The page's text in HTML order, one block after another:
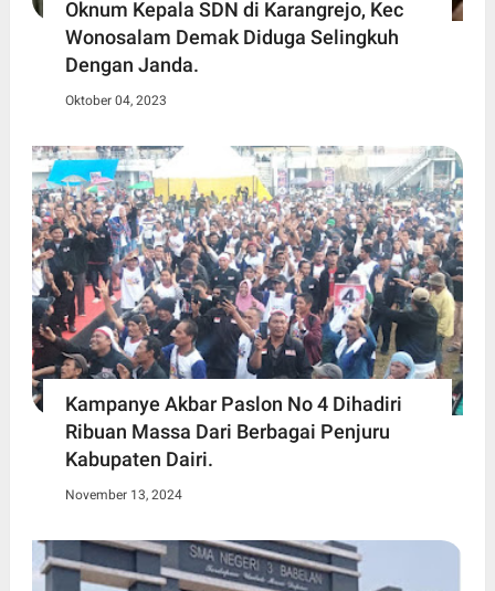
Oknum Kepala SDN di Karangrejo, Kec
Wonosalam Demak Diduga Selingkuh
Dengan Janda.
Oktober 04, 2023
Kampanye Akbar Paslon No 4 Dihadiri
Ribuan Massa Dari Berbagai Penjuru
Kabupaten Dairi.
November 13, 2024